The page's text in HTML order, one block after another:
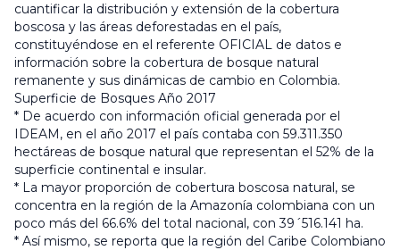
cuantificar la distribución y extensión de la cobertura
boscosa y las áreas deforestadas en el país,
constituyéndose en el referente OFICIAL de datos e
información sobre la cobertura de bosque natural
remanente y sus dinámicas de cambio en Colombia.
Superficie de Bosques Año 2017
* De acuerdo con información oficial generada por el
IDEAM, en el año 2017 el país contaba con 59.311.350
hectáreas de bosque natural que representan el 52% de la
superficie continental e insular.
* La mayor proporción de cobertura boscosa natural, se
concentra en la región de la Amazonía colombiana con un
poco más del 66.6% del total nacional, con 39´516.141 ha.
* Así mismo, se reporta que la región del Caribe Colombiano